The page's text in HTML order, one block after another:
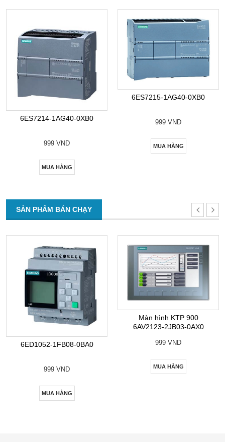
6ES7214-1AG40-0XB0
999 VND
MUA HÀNG
6ES7215-1AG40-0XB0
999 VND
MUA HÀNG
SẢN PHẨM BÁN CHẠY
6ED1052-1FB08-0BA0
999 VND
MUA HÀNG
Màn hình KTP 900
6AV2123-2JB03-0AX0
999 VND
MUA HÀNG